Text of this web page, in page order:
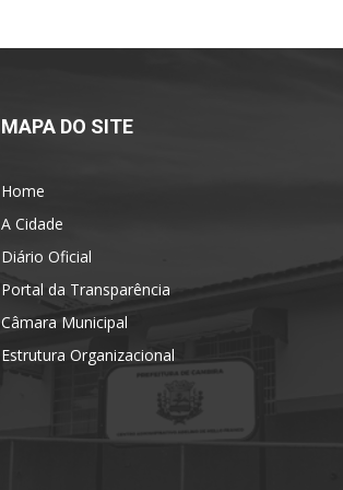
MAPA DO SITE
Home
A Cidade
Diário Oficial
Portal da Transparência
Câmara Municipal
Estrutura Organizacional